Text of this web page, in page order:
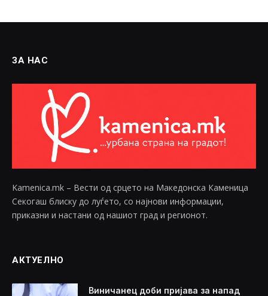
ЗА НАС
Kamenica.mk – Вести од срцето на Македонска Каменица
Секогаш блиску до луѓето, со најнови информации,
приказни и настани од нашиот град и регионот.
АКТУЕЛНО
Виничанец доби пријава за напад